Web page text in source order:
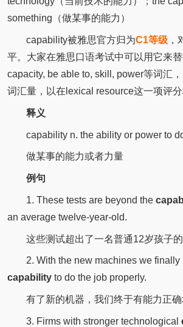
something（做某事的能力）
capability被雅思官方归为C1等级，
平。大家在雅思口语考试中可以用它来
capacity, be able to, skill, power等词汇
词汇量，以在lexical resource这一项评分
释义
capability n. the ability or power to
做某事的能力或者力量
例句
1. These tests are beyond the
an average twelve-year-old.
这些测试超出了一名普通12岁孩子的
2. With the new machines we finally
capability todo the job properly.
有了新的机器，我们终于有能力正确
3. Firms with stronger technological